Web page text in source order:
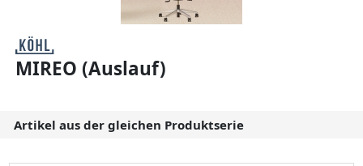
MIREO (Auslauf)
Artikel aus der gleichen Produktserie